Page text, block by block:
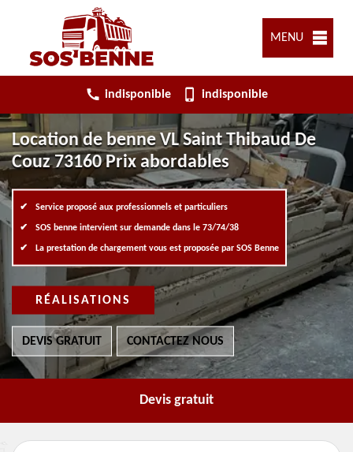
MENU
indisponible indisponible
Location de benne VL Saint Thibaud De
Couz 73160 Prix abordables
Service proposé aux professionnels et particuliers
SOS benne intervient sur demande dans le 73/74/38
La prestation de chargement vous est proposée par SOS Benne
RÉALISATIONS
DEVIS GRATUIT CONTACTEZ NOUS
Devis gratuit